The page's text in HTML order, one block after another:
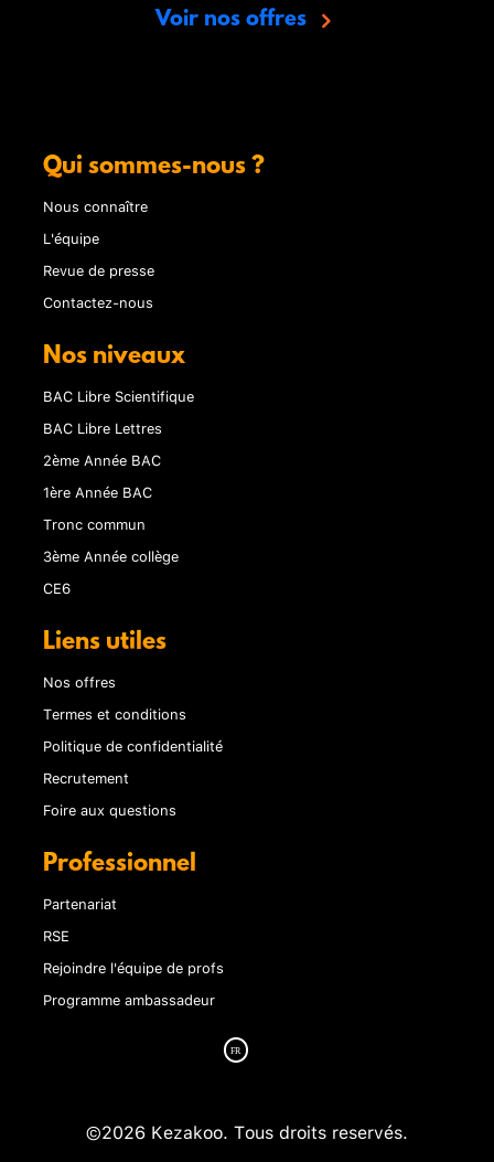
Voir nos offres
Qui sommes-nous ?
Nous connaître
L'équipe
Revue de presse
Contactez-nous
Nos niveaux
BAC Libre Scientifique
BAC Libre Lettres
2ème Année BAC
1ère Année BAC
Tronc commun
3ème Année collège
CE6
Liens utiles
Nos offres
Termes et conditions
Politique de confidentialité
Recrutement
Foire aux questions
Professionnel
Partenariat
RSE
Rejoindre l'équipe de profs
Programme ambassadeur
©2026 Kezakoo. Tous droits reservés.